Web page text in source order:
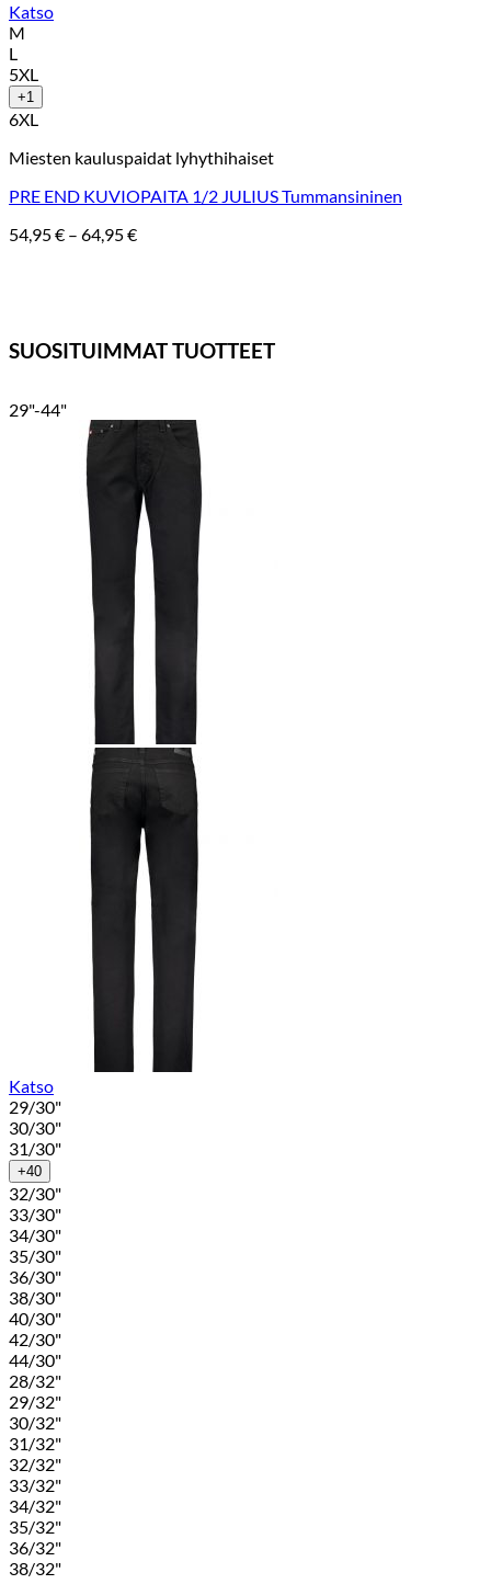
Katso
M
L
5XL
+1
6XL
Miesten kauluspaidat lyhythihaiset
PRE END KUVIOPAITA 1/2 JULIUS Tummansininen
54,95€ – 64,95€Hintaluokka:
SUOSITUIMMAT TUOTTEET
29"-44"
Katso
29/30"
30/30"
31/30"
+40
32/30"
33/30"
34/30"
35/30"
36/30"
38/30"
40/30"
42/30"
44/30"
28/32"
29/32"
30/32"
31/32"
32/32"
33/32"
34/32"
35/32"
36/32"
38/32"